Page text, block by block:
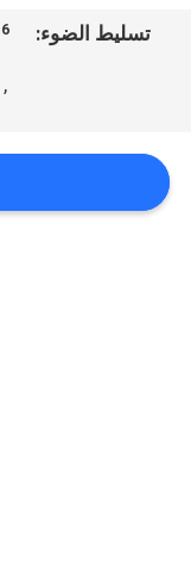
المعمل
الجودة
تسليط الضوء:
,